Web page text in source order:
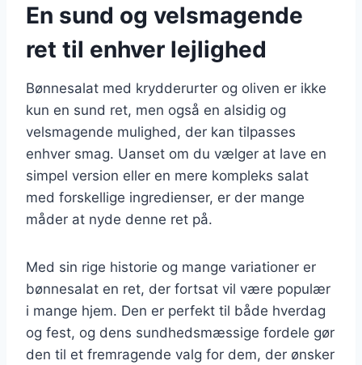
En sund og velsmagende
ret til enhver lejlighed
Bønnesalat med krydderurter og oliven er ikke
kun en sund ret, men også en alsidig og
velsmagende mulighed, der kan tilpasses
enhver smag. Uanset om du vælger at lave en
simpel version eller en mere kompleks salat
med forskellige ingredienser, er der mange
måder at nyde denne ret på.
Med sin rige historie og mange variationer er
bønnesalat en ret, der fortsat vil være populær
i mange hjem. Den er perfekt til både hverdag
og fest, og dens sundhedsmæssige fordele gør
den til et fremragende valg for dem, der ønsker